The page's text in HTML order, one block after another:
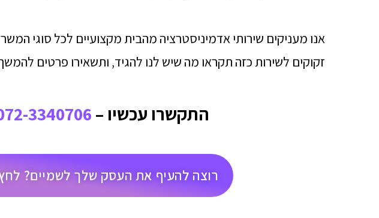
אנו מעניקים שירותי אדמיניסטרציה מהבית מקצועיים לכל סוגי
זקוקים לשירות כזה תקראו מה שיש לנו להגיד, ותשאירו פרטים
התקשרו עכשיו –3340706
רוצה להעיף את העסק שלך לשמיים?